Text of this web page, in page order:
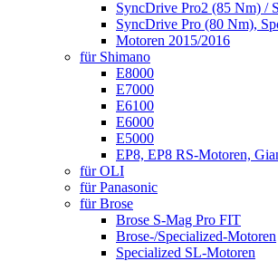
SyncDrive Pro2 (85 Nm) /
SyncDrive Pro (80 Nm),
Motoren 2015/2016
für Shimano
E8000
E7000
E6100
E6000
E5000
EP8, EP8 RS-Motoren,
für OLI
für Panasonic
für Brose
Brose S-Mag Pro FIT
Brose-/Specialized-Motoren
Specialized SL-Motoren